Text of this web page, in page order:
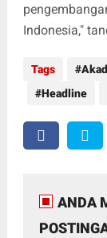
Indonesia,"
Tags
Headline
ANDA